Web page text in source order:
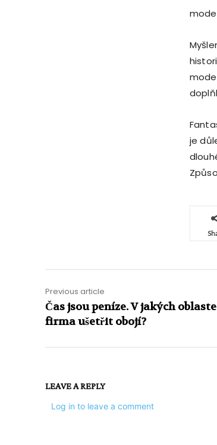
je
Previous article
Čas jsou peníze. V jakých
firma ušetřit obojí?
LEAVE A REPLY
Log in to leave a comment